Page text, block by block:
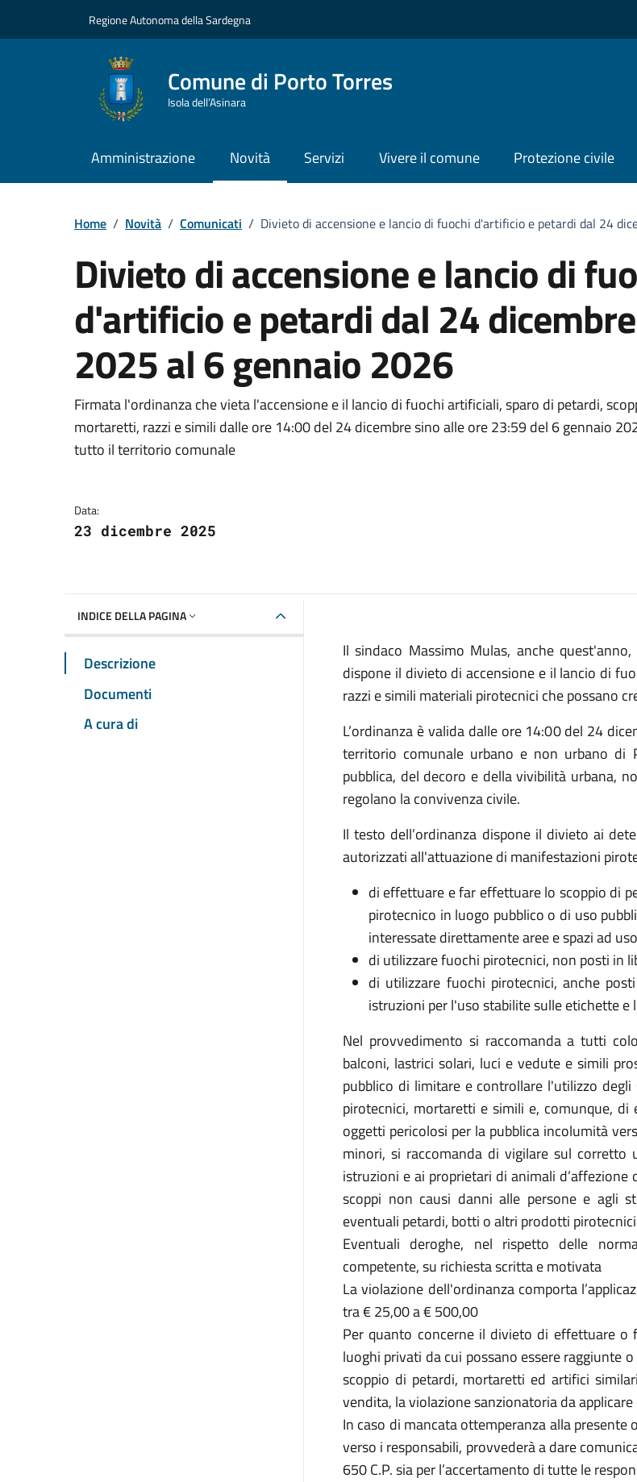
Regione Autonoma della Sardegna
Comune di Porto Torres
Isola dell’Asinara
Amministrazione Novità Servizi Vivere il comune Protezione civile
Home / Novità / Comunicati / Divieto di accensione e lancio di fuochi d'artificio e petardi dal 24
Divieto di accensione e lancio di
d'artificio e petardi dal 24 dicembre
2025 al 6 gennaio 2026
Dettagli della notizia
Firmata l'ordinanza che vieta l'accensione e il lancio di fuochi artificiali, sparo di petardi,
mortaretti, razzi e simili dalle ore 14:00 del 24 dicembre sino alle ore 23:59 del 6 gennaio
tutto il territorio comunale
Data:
23 dicembre 2025
INDICE DELLA PAGINA
Descrizione
Documenti
A cura di
Il sindaco Massimo Mulas, anche
dispone il divieto di accensione e il lancio di
razzi e simili materiali pirotecnici che possano
L’ordinanza è valida dalle ore 14:00 del 24
territorio comunale urbano e non urbano di
pubblica, del decoro e della vivibilità urbana,
regolano la convivenza civile.
Il testo dell’ordinanza dispone il divieto ai
autorizzati all'attuazione di manifestazioni
di effettuare e far effettuare lo scoppio di
pirotecnico in luogo pubblico o di uso
interessate direttamente aree e spazi ad
di utilizzare fuochi pirotecnici, non posti in
di utilizzare fuochi pirotecnici, anche
istruzioni per l'uso stabilite sulle etichette
Nel provvedimento si raccomanda a tutti
balconi, lastrici solari, luci e vedute e simili
pubblico di limitare e controllare l'utilizzo
pirotecnici, mortaretti e simili e, comunque,
oggetti pericolosi per la pubblica incolumità
minori, si raccomanda di vigilare sul
istruzioni e ai proprietari di animali
scoppi non causi danni alle persone e agli
eventuali petardi, botti o altri prodotti
Eventuali deroghe, nel rispetto delle
competente, su richiesta scritta e motivata
La violazione dell'ordinanza comporta
tra € 25,00 a € 500,00
Per quanto concerne il divieto di effettuare
luoghi privati da cui possano essere raggiunte
scoppio di petardi, mortaretti ed artifici
vendita, la violazione sanzionatoria da
In caso di mancata ottemperanza alla
verso i responsabili, provvederà a dare
650 C.P. sia per l’accertamento di tutte le